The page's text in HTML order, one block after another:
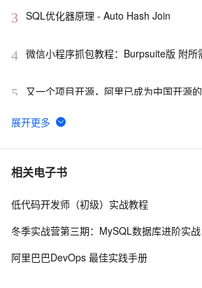
3 SQL优化器原理 - Auto Hash Join
4 微信小程序抓包教程：Burpsuite版 附所
5 又一个项目开源，阿里已成为中国开源的
6 tailwindcss使用教程
7 我的博客即将入驻“云栖社区”，诚邀技术
8 思科路由器的密码恢复
相关电子书
低代码开发师（初级）实战教程
冬季实战营第三期：MySQL数据库进阶实战
阿里巴巴DevOps 最佳实践手册